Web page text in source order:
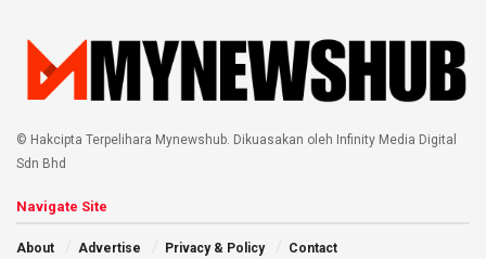
© Hakcipta Terpelihara Mynewshub. Dikuasakan oleh Infinity Media Digital
Sdn Bhd
Navigate Site
About Advertise Privacy & Policy Contact